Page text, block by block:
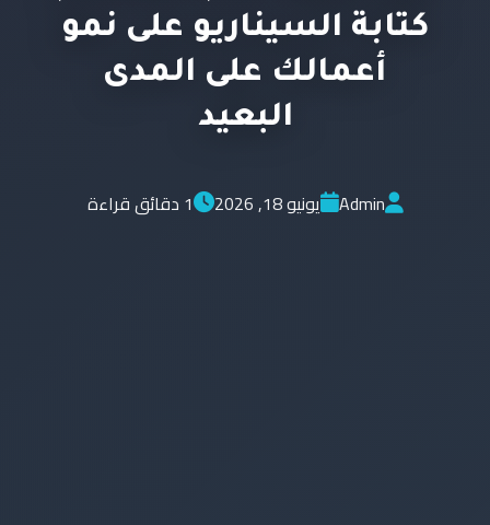
كتابة السيناريو على نمو
أعمالك على المدى
البعيد
Admin يونيو 18, 2026 1 دقائق قراءة